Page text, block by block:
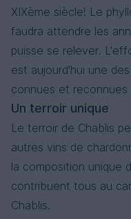
XIXème siècle! Le
faudra attendre les
puisse se relever.
est aujourd'hui une
connues et reconnues
Un terroir unique
Le terroir de Chablis
autres vins de
la composition unique
contribuent tous au
Chablis.